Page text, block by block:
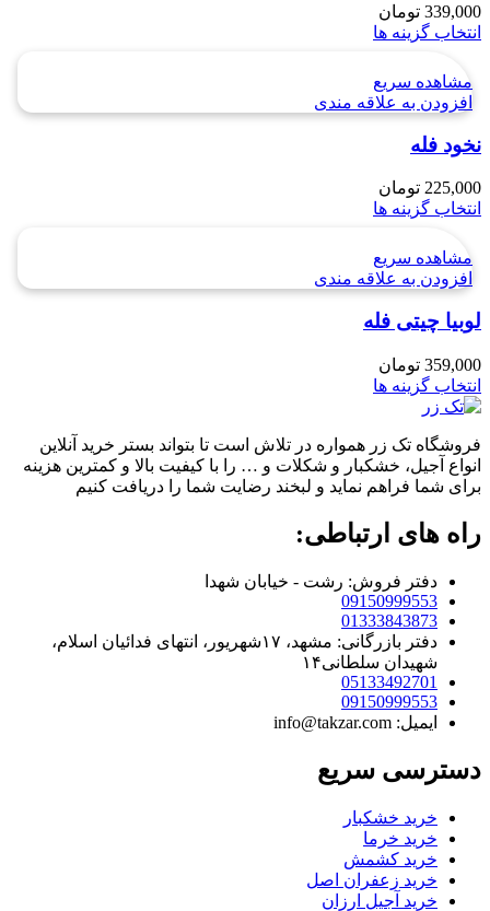
339,000 تومان
انتخاب گزینه ها
مشاهده سریع
افزودن به علاقه مندی
نخود فله
225,000 تومان
انتخاب گزینه ها
مشاهده سریع
افزودن به علاقه مندی
لوبیا چيتی فله
359,000 تومان
انتخاب گزینه ها
فروشگاه تک زر همواره در تلاش است تا بتواند بستر خرید آنلاین
انواع آجیل، خشکبار و شکلات و … را با کیفیت بالا و کمترین هزینه
برای شما فراهم نماید و لبخند رضایت شما را دریافت کنیم
راه های ارتباطی:
دفتر فروش: رشت - خیابان شهدا
09150999553
01333843873
دفتر بازرگانی: مشهد، ۱۷شهریور، انتهای فدائیان اسلام،
شهیدان سلطانی۱۴
05133492701
09150999553
ایمیل: info@takzar.com
دسترسی سریع
خرید خشکبار
خرید خرما
خرید کشمش
خرید زعفران اصل
خرید آجیل ارزان